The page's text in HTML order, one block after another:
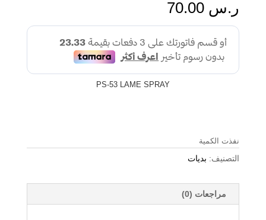
ر.س
PS-53 LAME SPRAY
نفذت الكمية
التصنيف: بديات
مراجعات (0)